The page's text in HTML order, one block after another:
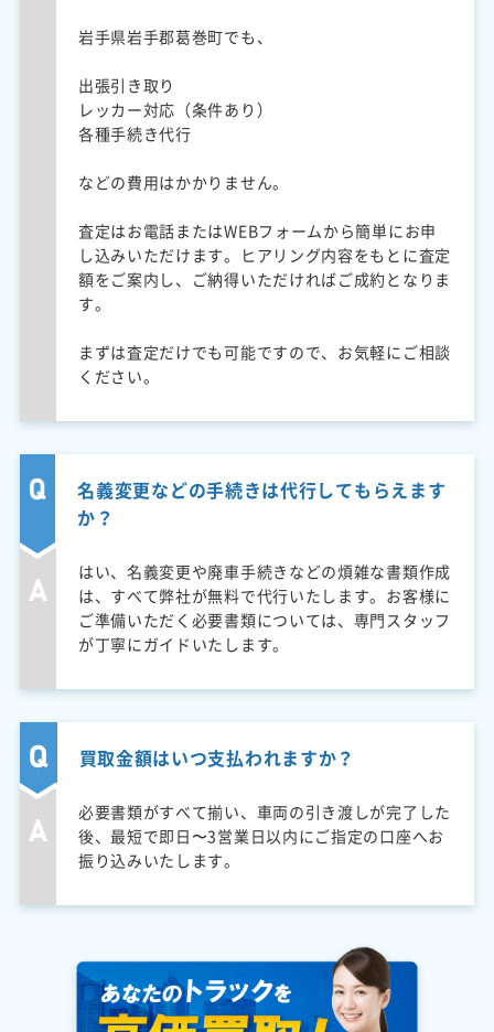
岩手県岩手郡葛巻町でも、
出張引き取り
レッカー対応（条件あり）
各種手続き代行
などの費用はかかりません。
査定はお電話またはWEBフォームから簡単にお申
し込みいただけます。ヒアリング内容をもとに査定
額をご案内し、ご納得いただければご成約となりま
す。
まずは査定だけでも可能ですので、お気軽にご相談
ください。
名義変更などの手続きは代行してもらえます
か？
はい、名義変更や廃車手続きなどの煩雑な書類作成
は、すべて弊社が無料で代行いたします。お客様に
ご準備いただく必要書類については、専門スタッフ
が丁寧にガイドいたします。
買取金額はいつ支払われますか？
必要書類がすべて揃い、車両の引き渡しが完了した
後、最短で即日〜3営業日以内にご指定の口座へお
振り込みいたします。